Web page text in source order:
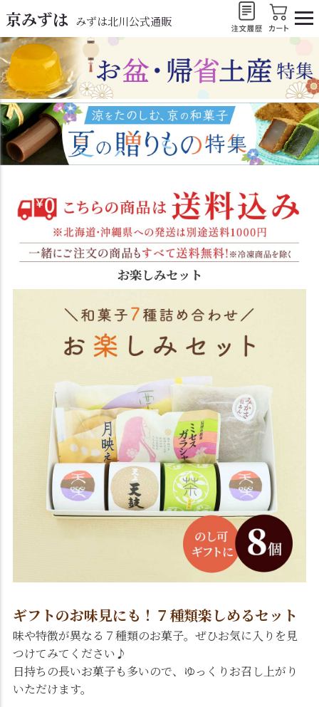
京みずは みずは北川公式通販
お楽しみセット
ギフトのお味見にも！７種類楽しめるセット
味や特徴が異なる７種類のお菓子。ぜひお気に入りを見
つけてみてください♪
日持ちの長いお菓子も多いので、ゆっくりお召し上がり
いただけます。